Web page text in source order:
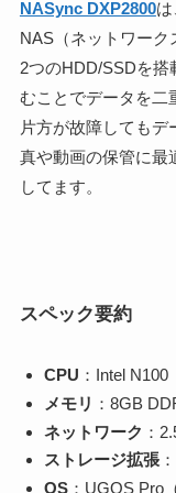
NASync DXP2800は
NAS（ネットワーク
2つのHDD/SSDを搭
むことでデータを二
片方が故障しても
真や動画の保管に最
してます。
スペック要約
CPU ：Intel N100
メモリ ：8GB
ネットワーク ：
ストレージ拡張
OS ：UGOS Pro